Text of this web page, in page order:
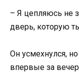
– Я цепляюсь не
дверь, которую
Он усмехнулся,
впервые за